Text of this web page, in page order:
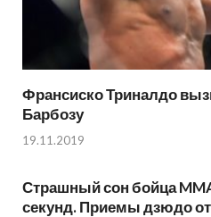
Франсиско Триналдо
Барбозу
19.11.2019
Страшный сон бойца
секунд. Приемы дзюдо